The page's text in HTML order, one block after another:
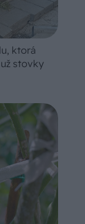
ktorá
stovky